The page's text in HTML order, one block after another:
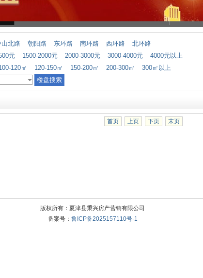
山北路 朝阳路 东环路 南环路 西环路
北环路
元 1500-2000元 2000-3000元 3000-4000元
4000元以上
120㎡ 120-150㎡ 150-200㎡ 200-300㎡
300㎡以上
首页 上页 下页 末页
版权所有：夏津县秉兴房产营销有限公司
备案号： 鲁ICP备2025157110号-1